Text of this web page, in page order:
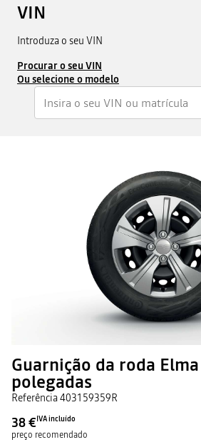
VIN
Introduza o seu VIN
Procurar o seu VIN
Ou selecione o modelo
Guarnição da roda
polegadas
Referência403159359R
38 € IVA incluído
preço recomendado